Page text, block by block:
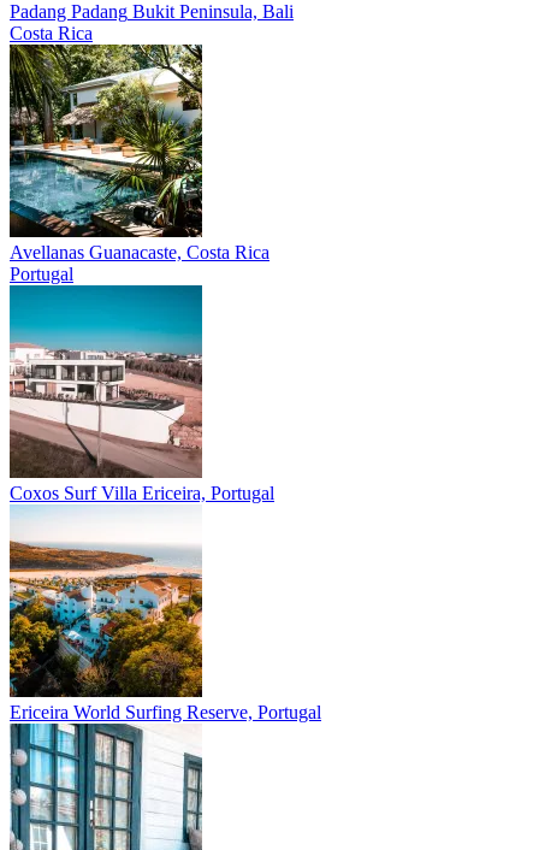
Padang Padang Bukit Peninsula, Bali
Costa Rica
Avellanas Guanacaste, Costa Rica
Portugal
Coxos Surf Villa Ericeira, Portugal
Ericeira World Surfing Reserve, Portugal